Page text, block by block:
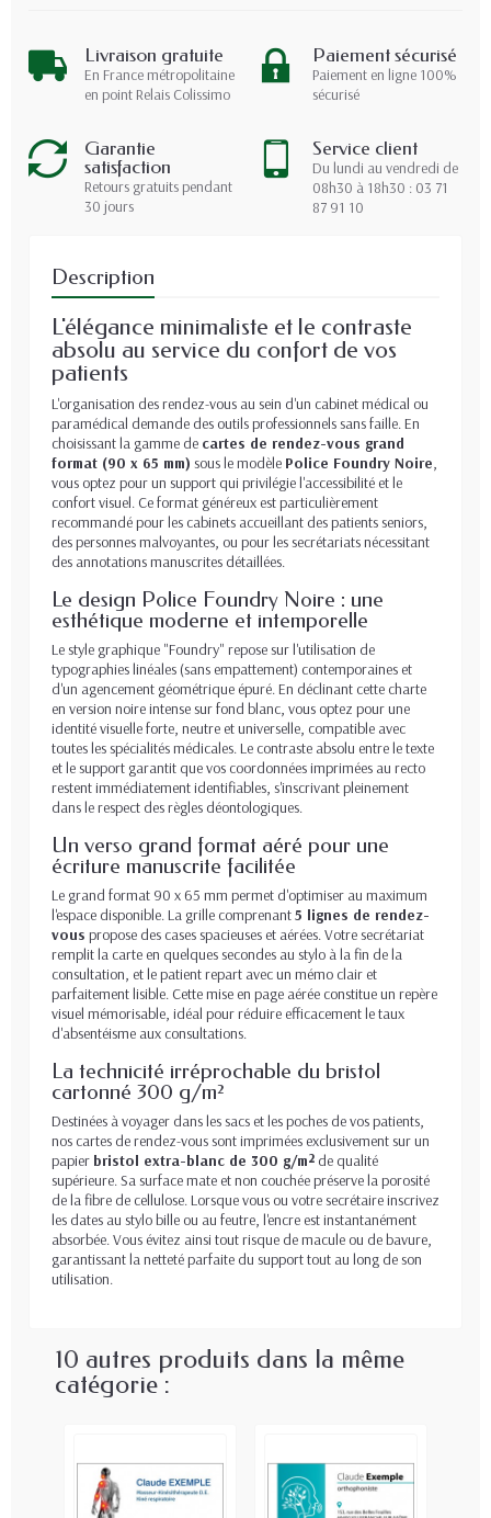
Livraison gratuite
En France métropolitaine
en point Relais Colissimo
Paiement sécurisé
Paiement en ligne 100%
sécurisé
Garantie
satisfaction
Retours gratuits pendant
30 jours
Service client
Du lundi au vendredi de
08h30 à 18h30 : 03 71
87 91 10
Description
L'élégance minimaliste et le contraste
absolu au service du confort de vos
patients
L'organisation des rendez-vous au sein d'un cabinet médical ou
paramédical demande des outils professionnels sans faille. En
choisissant la gamme de cartes de rendez-vous grand
format (90 x 65 mm) sous le modèle Police Foundry Noire,
vous optez pour un support qui privilégie l'accessibilité et le
confort visuel. Ce format généreux est particulièrement
recommandé pour les cabinets accueillant des patients seniors,
des personnes malvoyantes, ou pour les secrétariats nécessitant
des annotations manuscrites détaillées.
Le design Police Foundry Noire : une
esthétique moderne et intemporelle
Le style graphique "Foundry" repose sur l'utilisation de
typographies linéales (sans empattement) contemporaines et
d'un agencement géométrique épuré. En déclinant cette charte
en version noire intense sur fond blanc, vous optez pour une
identité visuelle forte, neutre et universelle, compatible avec
toutes les spécialités médicales. Le contraste absolu entre le texte
et le support garantit que vos coordonnées imprimées au recto
restent immédiatement identifiables, s'inscrivant pleinement
dans le respect des règles déontologiques.
Un verso grand format aéré pour une
écriture manuscrite facilitée
Le grand format 90 x 65 mm permet d'optimiser au maximum
l'espace disponible. La grille comprenant5 lignes de rendez-
vous propose des cases spacieuses et aérées. Votre secrétariat
remplit la carte en quelques secondes au stylo à la fin de la
consultation, et le patient repart avec un mémo clair et
parfaitement lisible. Cette mise en page aérée constitue un repère
visuel mémorisable, idéal pour réduire efficacement le taux
d'absentéisme aux consultations.
La technicité irréprochable du bristol
cartonné 300 g/m²
Destinées à voyager dans les sacs et les poches de vos patients,
nos cartes de rendez-vous sont imprimées exclusivement sur un
papier bristol extra-blanc de 300 g/m² de qualité
supérieure. Sa surface mate et non couchée préserve la porosité
de la fibre de cellulose. Lorsque vous ou votre secrétaire inscrivez
les dates au stylo bille ou au feutre, l'encre est instantanément
absorbée. Vous évitez ainsi tout risque de macule ou de bavure,
garantissant la netteté parfaite du support tout au long de son
utilisation.
10 autres produits dans la même
catégorie :